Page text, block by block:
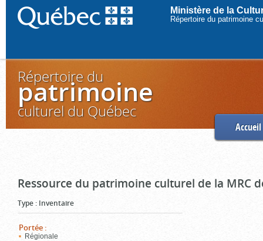
Ministère de la
Répertoire du patrimoine
Répertoire du
patrimoine
culturel du Québec
Accueil
Ressource du patrimoine culturel de la MRC
Type : Inventaire
Portée :
Régionale